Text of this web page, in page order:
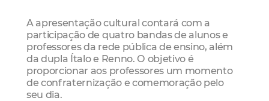
A apresentação cultural contará com a
participação de quatro bandas de alunos e
professores da rede pública de ensino, além
da dupla Ítalo e Renno. O objetivo é
proporcionar aos professores um momento
de confraternização e comemoração pelo
seu dia.